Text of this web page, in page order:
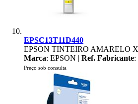
EPSC13T11D440
EPSON TINTEIRO AMARELO
Marca: EPSON | Ref. Fabricante:
Preço sob consulta